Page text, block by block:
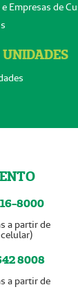
Empresas de
UNIDADES
8000
a partir de
8008
a partir de